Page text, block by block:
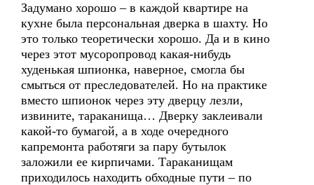
Задумано хорошо – в каждой квартире на
кухне была персональная дверка в шахту. Но
это только теоретически хорошо. Да и в кино
через этот мусоропровод какая-нибудь
худенькая шпионка, наверное, смогла бы
смыться от преследователей. Но на практике
вместо шпионок через эту дверцу лезли,
извините, тараканища… Дверку заклеивали
какой-то бумагой, а в ходе очередного
капремонта работяги за пару бутылок
заложили ее кирпичами. Тараканищам
приходилось находить обходные пути – по